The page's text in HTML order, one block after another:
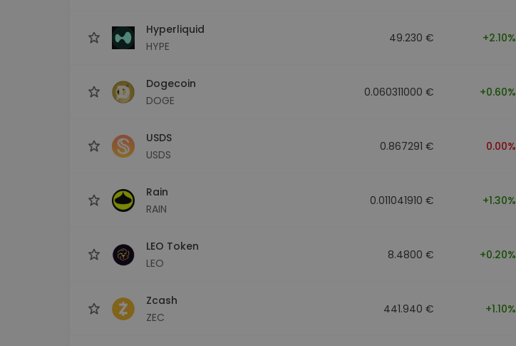
Hyperliquid
HYPE
49.230 € +2.10%
Dogecoin
DOGE
0.060311000 € +0.60%
USDS
USDS
0.867291 € 0.00%
Rain
RAIN
0.011041910 € +1.30%
LEO Token
LEO
8.4800 € +0.20%
Zcash
ZEC
441.940 € +1.10%